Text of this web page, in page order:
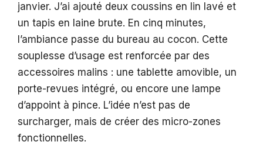
janvier. J’ai ajouté deux coussins en lin lavé et
un tapis en laine brute. En cinq minutes,
l’ambiance passe du bureau au cocon. Cette
souplesse d’usage est renforcée par des
accessoires malins : une tablette amovible, un
porte-revues intégré, ou encore une lampe
d’appoint à pince. L’idée n’est pas de
surcharger, mais de créer des micro-zones
fonctionnelles.